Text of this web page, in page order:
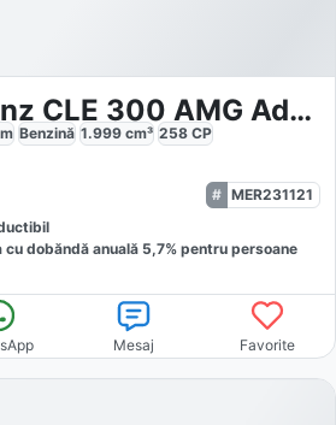
Mercedes-Benz CLE 300 AMG AdvPlus
Benzină 1.999 cm³ 258 CP
MER231121
cu dobăndă anuală 5,7% pentru persoane
Mesaj Favorite